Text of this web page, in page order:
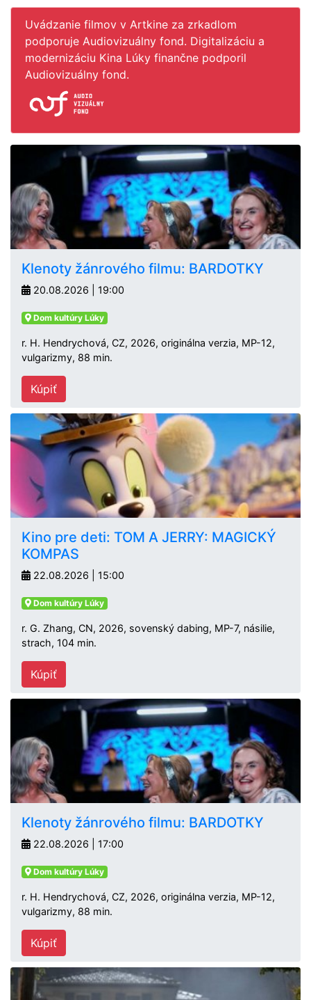
Uvádzanie filmov v Artkine za zrkadlom
podporuje Audiovizuálny fond. Digitalizáciu a
modernizáciu Kina Lúky finančne podporil
Audiovizuálny fond.
Klenoty žánrového filmu: BARDOTKY
20.08.2026 | 19:00
Dom kultúry Lúky
r. H. Hendrychová, CZ, 2026, originálna verzia, MP-12,
vulgarizmy, 88 min.
Kúpiť
Kino pre deti: TOM A JERRY: MAGICKÝ
KOMPAS
22.08.2026 | 15:00
Dom kultúry Lúky
r. G. Zhang, CN, 2026, sovenský dabing, MP-7, násilie,
strach, 104 min.
Kúpiť
Klenoty žánrového filmu: BARDOTKY
22.08.2026 | 17:00
Dom kultúry Lúky
r. H. Hendrychová, CZ, 2026, originálna verzia, MP-12,
vulgarizmy, 88 min.
Kúpiť